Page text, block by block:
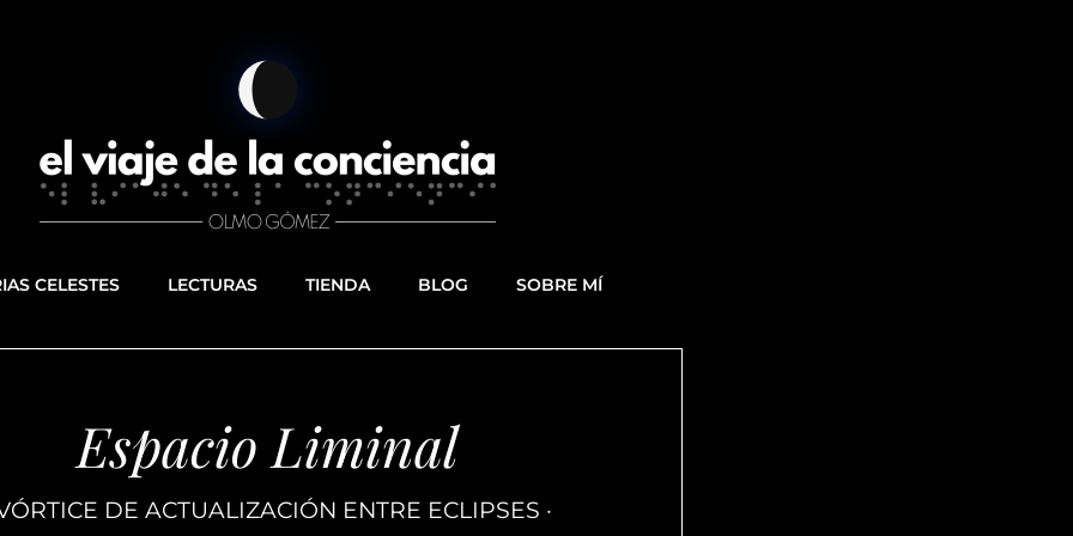
CELESTES LECTURAS TIENDA BLOG SOBRE MÍ
Espacio Liminal
DE ACTUALIZACIÓN ENTRE ECLIPSES ·